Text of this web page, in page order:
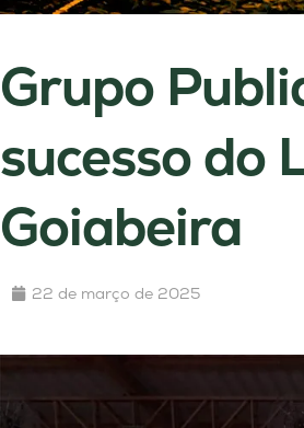
Grupo
sucesso do
Goiabeira
22 de março de 2025